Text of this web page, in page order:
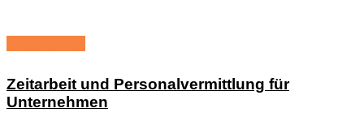
Zeitarbeit und Personalvermittlung für
Unternehmen